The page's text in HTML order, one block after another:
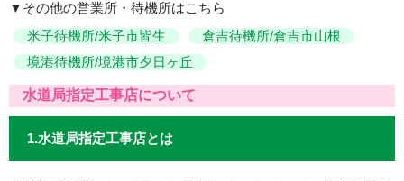
▼その他の営業所・待機所はこちら
米子待機所/米子市皆生
倉吉待機所/倉吉市山根
境港待機所/境港市夕日ヶ丘
水道局指定工事店について
1.水道局指定工事店とは